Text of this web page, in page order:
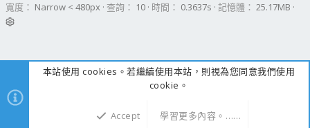
寬度
查詢 10 時間 0.3637s 記憶體 25.17MB
本站使用 cookies。若繼續使用本站，則視為您同意我們使用
cookie。
Accept 學習更多內容。……